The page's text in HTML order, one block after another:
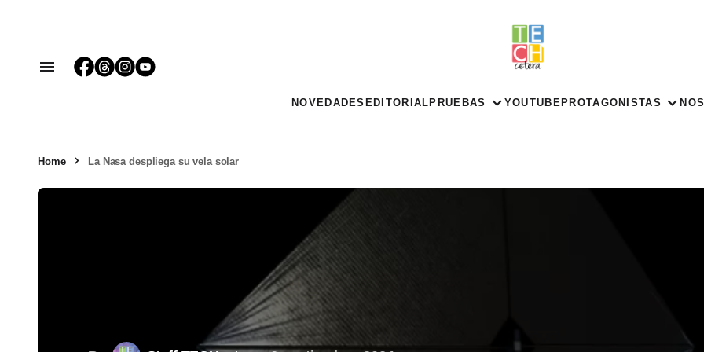
NOVEDADES EDITORIAL PRUEBAS YOUTUBE PROTAGONISTAS
Home La Nasa despliega su vela solar